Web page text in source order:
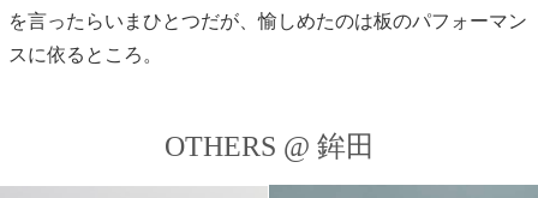
を言ったらいまひとつだが、愉しめたのは板のパフォーマン
スに依るところ。
OTHERS @ 鉾田